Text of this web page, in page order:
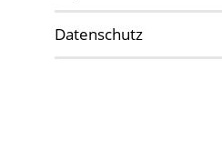
Datenschutz